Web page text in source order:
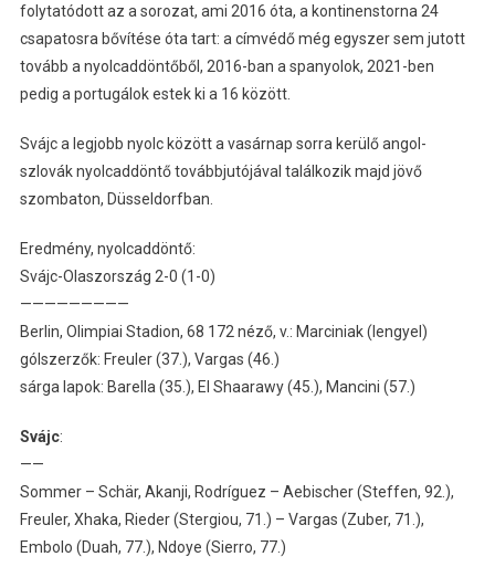
folytatódott az a sorozat, ami 2016 óta, a kontinenstorna 24
csapatosra bővítése óta tart: a címvédő még egyszer sem jutott
tovább a nyolcaddöntőből, 2016-ban a spanyolok, 2021-ben
pedig a portugálok estek ki a 16 között.
Svájc a legjobb nyolc között a vasárnap sorra kerülő angol-
szlovák nyolcaddöntő továbbjutójával találkozik majd jövő
szombaton, Düsseldorfban.
Eredmény, nyolcaddöntő:
Svájc-Olaszország 2-0 (1-0)
—————————
Berlin, Olimpiai Stadion, 68 172 néző, v.: Marciniak (lengyel)
gólszerzők: Freuler (37.), Vargas (46.)
sárga lapok: Barella (35.), El Shaarawy (45.), Mancini (57.)
Svájc:
——
Sommer – Schär, Akanji, Rodríguez – Aebischer (Steffen, 92.),
Freuler, Xhaka, Rieder (Stergiou, 71.) – Vargas (Zuber, 71.),
Embolo (Duah, 77.), Ndoye (Sierro, 77.)